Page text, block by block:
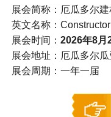
展会简称：厄瓜多尔
英文名称：Constructor
展会时间： 2026年8月
展会地址：厄瓜多尔
展会周期：一年一届